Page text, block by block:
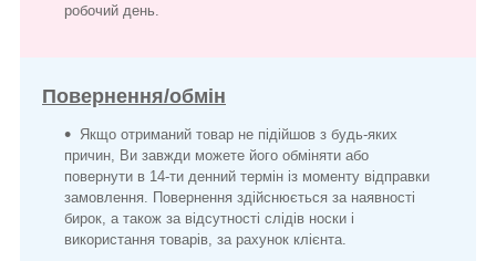
робочий день.
Повернення/обмін
Якщо отриманий товар не підійшов з будь-яких
причин, Ви завжди можете його обміняти або
повернути в 14-ти денний термін із моменту відправки
замовлення. Повернення здійснюється за наявності
бирок, а також за відсутності слідів носки і
використання товарів, за рахунок клієнта.